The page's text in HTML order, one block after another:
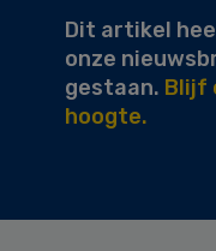
Dit artikel
onze
gestaan. Blijf
hoogte.